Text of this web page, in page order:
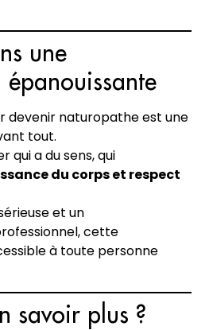
une
devenir naturopathe est une
tout.
qui a du sens, qui
du corps et respect
et un
cette
à toute personne
savoir plus ?